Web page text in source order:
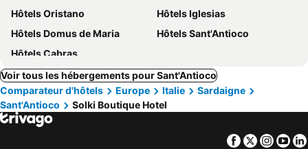
Hôtels Oristano
Hôtels Iglesias
Hôtels Domus de Maria
Hôtels Sant'Antioco
Hôtels Cabras
Voir tous les hébergements pour Sant'Antioco
Comparateur d'hôtels
Europe Italie
Sardaigne
Sant'Antioco
Solki Boutique Hotel
Facebook
Twitter